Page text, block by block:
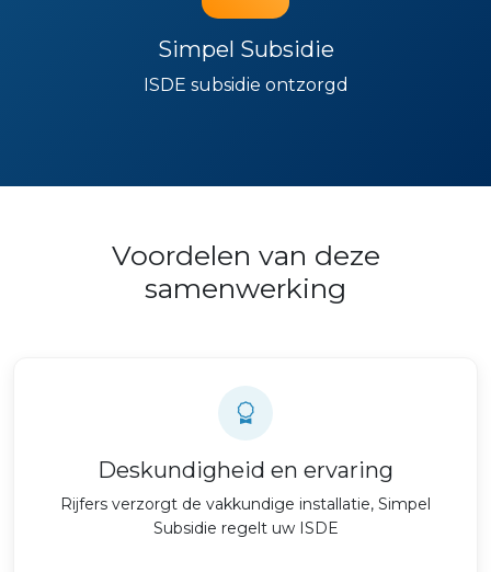
Simpel Subsidie
ISDE subsidie ontzorgd
Voordelen van deze
samenwerking
Deskundigheid en ervaring
Rijfers verzorgt de vakkundige installatie, Simpel
Subsidie regelt uw ISDE